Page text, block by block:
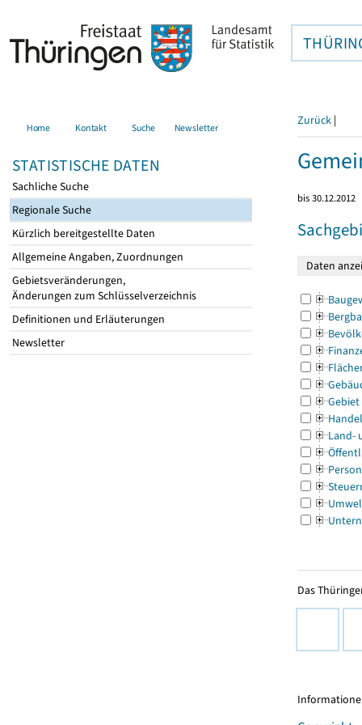
Home Kontakt Suche Newsletter
STATISTISCHE DATEN
Sachliche Suche
Regionale Suche
Kürzlich bereitgestellte Daten
Allgemeine Angaben, Zuordnungen
Gebietsveränderungen,
Änderungen zum Schlüsselverzeichnis
Definitionen und Erläuterungen
Newsletter
Zurück |
bis 30.12.2012
Gebiet
Land-
Das